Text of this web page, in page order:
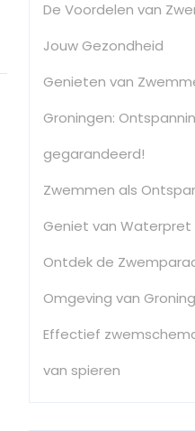
De Voordelen van
Jouw Gezondheid
Genieten van
Groningen:
gegarandeerd!
Zwemmen als
Geniet van Waterpret
Ontdek de
Omgeving van
Effectief
van spieren